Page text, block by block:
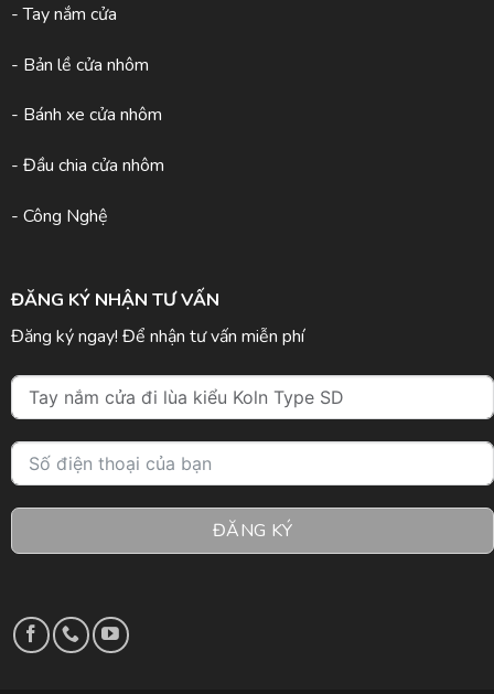
- Tay nắm cửa
- Bản lề cửa nhôm
- Bánh xe cửa nhôm
- Đầu chia cửa nhôm
- Công Nghệ
ĐĂNG KÝ NHẬN TƯ VẤN
Đăng ký ngay! Để nhận tư vấn miễn phí
ĐĂNG KÝ